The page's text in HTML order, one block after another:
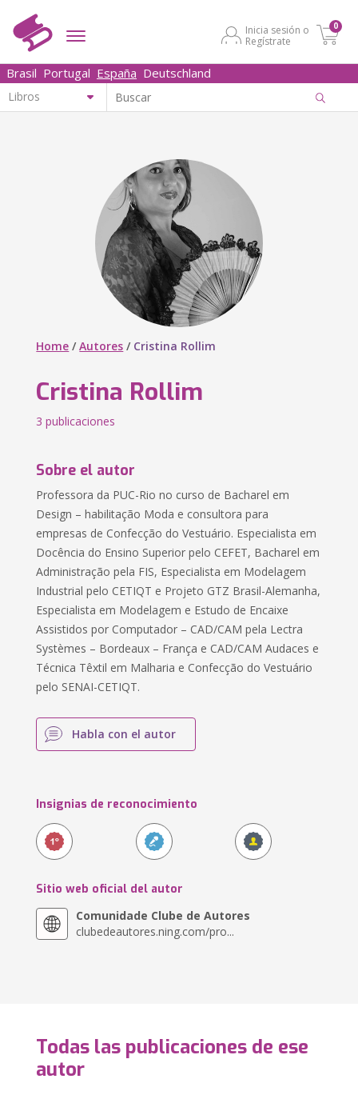
Inicia sesión o
Regístrate
0
Brasil Portugal España Deutschland
Home /Autores / Cristina Rollim
Cristina Rollim
3 publicaciones
Sobre el autor
Professora da PUC-Rio no curso de Bacharel em
Design – habilitação Moda e consultora para
empresas de Confecção do Vestuário. Especialista em
Docência do Ensino Superior pelo CEFET, Bacharel em
Administração pela FIS, Especialista em Modelagem
Industrial pelo CETIQT e Projeto GTZ Brasil-Alemanha,
Especialista em Modelagem e Estudo de Encaixe
Assistidos por Computador – CAD/CAM pela Lectra
Systèmes – Bordeaux – França e CAD/CAM Audaces e
Técnica Têxtil em Malharia e Confecção do Vestuário
pelo SENAI-CETIQT.
Habla con el autor
Insignias de reconocimiento
Sitio web oficial del autor
Comunidade Clube de Autores
clubedeautores.ning.com/pro...
Todas las publicaciones de ese
autor